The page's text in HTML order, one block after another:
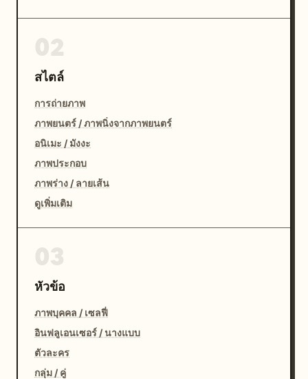
สไตล์
การถ่ายภาพ
ภาพยนตร์ / ภาพนิ่งจากภาพยนตร์
อนิเมะ / มังงะ
ภาพประกอบ
ภาพร่าง / ลายเส้น
ดูเพิ่มเติม
หัวข้อ
ภาพบุคคล / เซลฟี่
อินฟลูเอนเซอร์ / นางแบบ
ตัวละคร
กลุ่ม / คู่